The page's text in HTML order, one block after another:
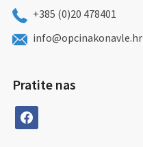
+385 (0)20 478401
info@opcinakonavle.hr
Pratite nas
facebook